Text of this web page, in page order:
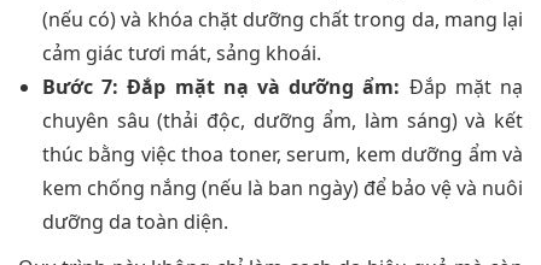
(nếu có) và khóa chặt dưỡng chất trong da, mang lại
cảm giác tươi mát, sảng khoái.
Bước 7: Đắp mặt nạ và dưỡng ẩm: Đắp mặt nạ
chuyên sâu (thải độc, dưỡng ẩm, làm sáng) và kết
thúc bằng việc thoa toner, serum, kem dưỡng ẩm và
kem chống nắng (nếu là ban ngày) để bảo vệ và nuôi
dưỡng da toàn diện.